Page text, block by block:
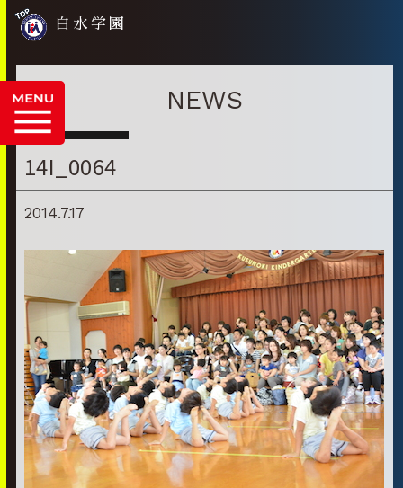
白水学園
NEWS
14I_0064
2014.7.17